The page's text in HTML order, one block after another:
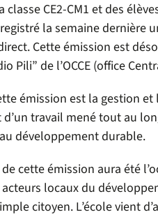
classe CE2-CM1 et des
la semaine dernière
Cette émission est
Pili” de l’OCCE (office
émission est la gestion
travail mené tout au
développement durable.
cette émission aura été
locaux du
citoyen. L’école vient